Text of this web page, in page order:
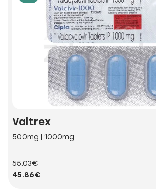
Valtrex
500mg | 1000mg
55.03€
45.86€